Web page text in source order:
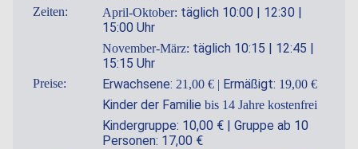
Zeiten: April-Oktober: täglich 10:00 | 12:30 |
15:00 Uhr
November-März: täglich 10:15 | 12:45 |
15:15 Uhr
Preise: Erwachsene: 21,00 € | Ermäßigt: 19,00 €
Kinder der Familie bis 14 Jahre kostenfrei
Kindergruppe: 10,00 € | Gruppe ab 10
Personen: 17,00 €